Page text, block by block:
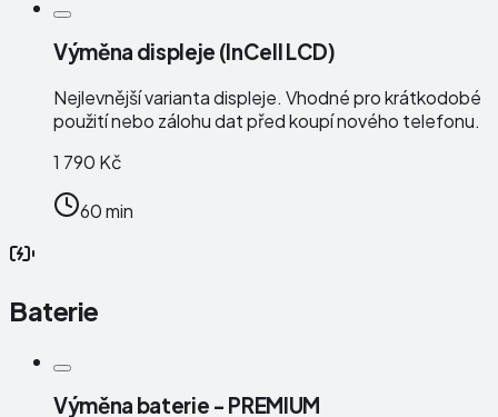
Výměna displeje (InCell LCD)
Nejlevnější varianta displeje. Vhodné pro krátkodobé
použití nebo zálohu dat před koupí nového telefonu.
1 790 Kč
60 min
Baterie
Výměna baterie - PREMIUM